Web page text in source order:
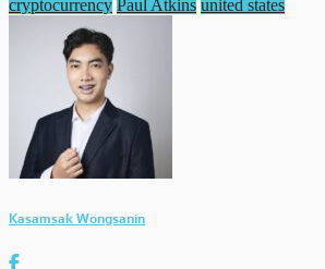
cryptocurrency Paul Atkins united states
Kasamsak Wongsanin